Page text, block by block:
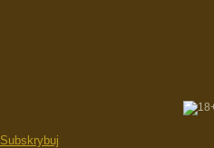
Subskrybuj